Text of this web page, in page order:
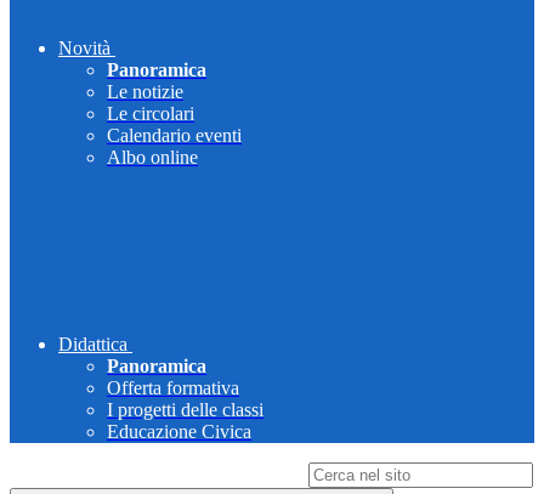
Novità
Panoramica
Le notizie
Le circolari
Calendario eventi
Albo online
Didattica
Panoramica
Offerta formativa
I progetti delle classi
Educazione Civica